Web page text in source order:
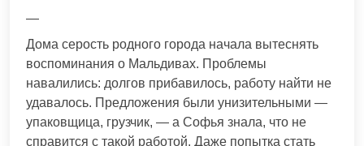
—
Дома серость родного города начала вытеснять
воспоминания о Мальдивах. Проблемы
навалились: долгов прибавилось, работу найти не
удавалось. Предложения были унизительными —
упаковщица, грузчик, — а Софья знала, что не
справится с такой работой. Даже попытка стать